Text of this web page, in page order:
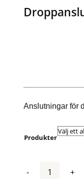
Anslutningar för
Produkter